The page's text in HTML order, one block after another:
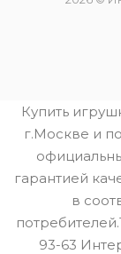
Купить
г.Москве и
гарантией
в
93-63